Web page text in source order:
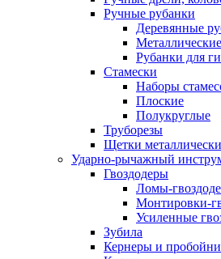
Ручные рубанки
Деревянные
Рубанки для
Стамески
Наборы
Плоские
Полукруглые
Труборезы
Щетки
Ударно-рычажный
Гвоздодеры
Ломы-
Монтировки-
Усиленные
Зубила
Кернеры и